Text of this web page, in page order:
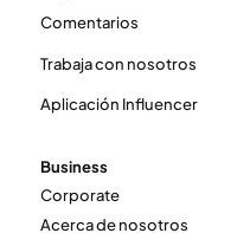
Comentarios
Trabaja con nosotros
Aplicación Influencer
Business
Corporate
Acerca de nosotros